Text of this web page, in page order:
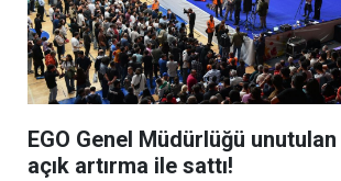
EGO Genel Müdürlüğü unutulan
açık artırma ile sattı!